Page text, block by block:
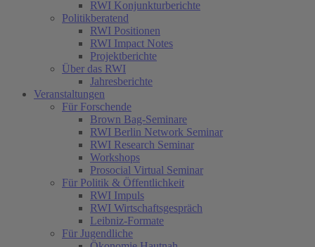
RWI Konjunkturberichte
Politikberatend
RWI Positionen
RWI Impact Notes
Projektberichte
Über das RWI
Jahresberichte
Veranstaltungen
Für Forschende
Brown Bag-Seminare
RWI Berlin Network Seminar
RWI Research Seminar
Workshops
Prosocial Virtual Seminar
Für Politik & Öffentlichkeit
RWI Impuls
RWI Wirtschaftsgespräch
Leibniz-Formate
Für Jugendliche